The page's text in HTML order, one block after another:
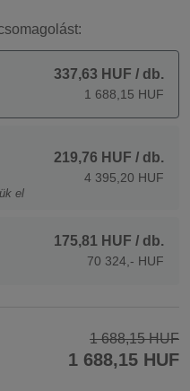
337,63 HUF / db.
1 688,15 HUF
el
219,76 HUF / db.
4 395,20 HUF
175,81 HUF / db.
70 324,- HUF
1 688,15 HUF
1 688,15 HUF